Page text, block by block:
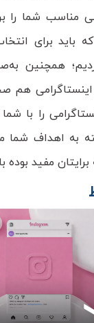
مناسب شما را
باید برای
همچنین
هم
را با
بسته به اهداف
برایتان مفید بوده